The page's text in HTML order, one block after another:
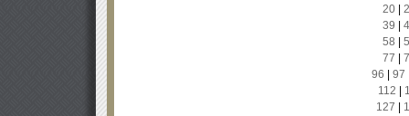
20|
39
58
77
96
97
112
127